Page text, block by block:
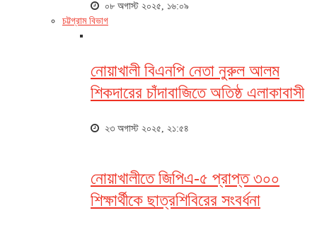
০৮ অগাস্ট ২০২৫, ১৬:০৯
চট্টগ্রাম বিভাগ
নোয়াখালী বিএনপি নেতা নুরুল আলম
শিকদারের চাঁদাবাজিতে অতিষ্ঠ এলাকাবাসী
২৩ অগাস্ট ২০২৫, ২১:৫৪
নোয়াখালীতে জিপিএ-৫ প্রাপ্ত ৩০০
শিক্ষার্থীকে ছাত্রশিবিরের সংবর্ধনা